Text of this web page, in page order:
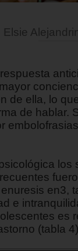
Elsie
de ella, lo
de hablar.
en3,
e
es
(tabla